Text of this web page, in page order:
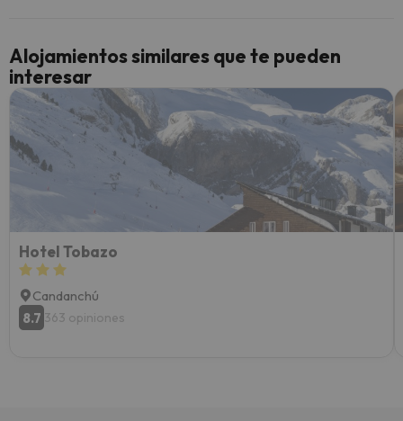
yo.
Alojamientos similares que te pueden
interesar
Hotel Tobazo
Candanchú
8.7 363 opiniones